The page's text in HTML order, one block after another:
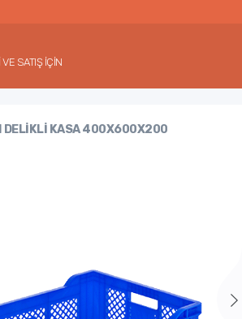
SATIŞ İÇİN
DELİKLİ KASA 400X600X200